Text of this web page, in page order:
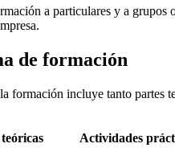
a particulares y a grupos
de formación
formación incluye tanto partes
Actividades